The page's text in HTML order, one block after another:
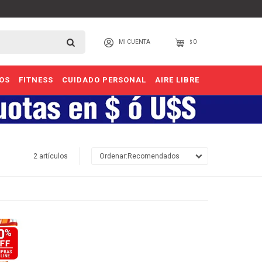
FITNESS CUIDADO PERSONAL AIRE LIBRE
$ 0
2 artículos Recomendados